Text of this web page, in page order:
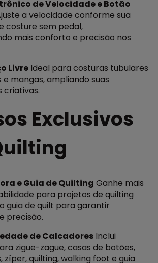
de Velocidade e Botão
a velocidade conforme sua
costure sem pedal,
mais conforto e precisão nos
Livre Ideal para costuras tubulares
mangas, ampliando suas
criativas.
Exclusivos
e Guia de Quilting Ganhe mais
para projetos de quilting
guia de quilt para garantir
precisão.
de Calcadores Inclui
zigue-zague, casas de botões,
zíper, quilting, walking foot e guia